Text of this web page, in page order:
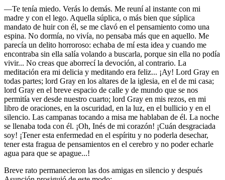
—Te tenía miedo. Verás lo demás. Me reuní al instante con mi
madre y con el lego. Aquella súplica, o más bien que súplica
mandato de huir con él, se me clavó en el pensamiento como una
espina. No dormía, no vivía, no pensaba más que en aquello. Me
parecía un delito horroroso: echaba de mí esta idea y cuando me
encontraba sin ella salía volando a buscarla, porque sin ella no podía
vivir... No creas que aborrecí la devoción, al contrario. La
meditación era mi delicia y meditando era feliz... ¡Ay! Lord Gray en
todas partes; lord Gray en los altares de la iglesia, en el de mi casa;
lord Gray en el breve espacio de calle y de mundo que se nos
permitía ver desde nuestro cuarto; lord Gray en mis rezos, en mi
libro de oraciones, en la oscuridad, en la luz, en el bullicio y en el
silencio. Las campanas tocando a misa me hablaban de él. La noche
se llenaba toda con él. ¡Oh, Inés de mi corazón! ¡Cuán desgraciada
soy! ¡Tener esta enfermedad en el espíritu y no poderla desechar,
tener esta fragua de pensamientos en el cerebro y no poder echarle
agua para que se apague...!
Breve rato permanecieron las dos amigas en silencio y después